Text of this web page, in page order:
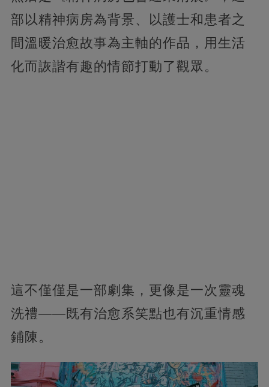
部以精神病房為背景、以護士和患者之
間溫暖治愈故事為主軸的作品，用生活
化而詼諧有趣的情節打動了觀眾。
這不僅僅是一部劇集，更像是一次靈魂
洗禮——既有治愈系笑點也有沉重情感
鋪陳。